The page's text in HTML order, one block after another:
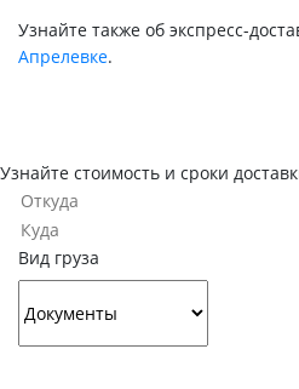
Узнайте также об экспресс-
Апрелевке.
Узнайте стоимость и сроки
Вид груза